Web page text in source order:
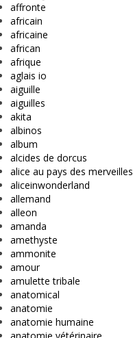
affronte
africain
africaine
african
afrique
aglais io
aiguille
aiguilles
akita
albinos
album
alcides de dorcus
alice au pays des merveilles
aliceinwonderland
allemand
alleon
amanda
amethyste
ammonite
amour
amulette tribale
anatomical
anatomie
anatomie humaine
anatomie vétérinaire